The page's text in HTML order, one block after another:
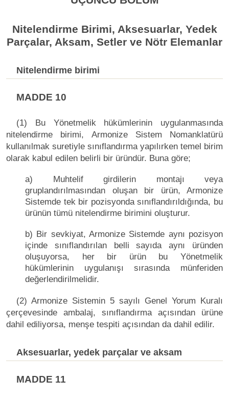
Nitelendirme Birimi, Aksesuarlar, Yedek
Parçalar, Aksam, Setler ve Nötr Elemanlar
Nitelendirme birimi
MADDE 10
(1) Bu Yönetmelik hükümlerinin uygulanmasında
nitelendirme birimi, Armonize Sistem Nomanklatürü
kullanılmak suretiyle sınıflandırma yapılırken temel birim
olarak kabul edilen belirli bir üründür. Buna göre;
a) Muhtelif girdilerin montajı veya
gruplandırılmasından oluşan bir ürün, Armonize
Sistemde tek bir pozisyonda sınıflandırıldığında, bu
ürünün tümü nitelendirme birimini oluşturur.
b) Bir sevkiyat, Armonize Sistemde aynı pozisyon
içinde sınıflandırılan belli sayıda aynı üründen
oluşuyorsa, her bir ürün bu Yönetmelik
hükümlerinin uygulanışı sırasında münferiden
değerlendirilmelidir.
(2) Armonize Sistemin 5 sayılı Genel Yorum Kuralı
çerçevesinde ambalaj, sınıflandırma açısından ürüne
dahil ediliyorsa, menşe tespiti açısından da dahil edilir.
Aksesuarlar, yedek parçalar ve aksam
MADDE 11